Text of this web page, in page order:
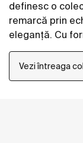
definesc o
remarcă prin
eleganță. Cu
subtile,
contemporane.
Vezi întreaga